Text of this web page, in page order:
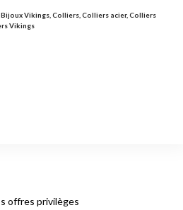
Bijoux Vikings Colliers Colliers acier, Colliers
Vikings
offres privilèges